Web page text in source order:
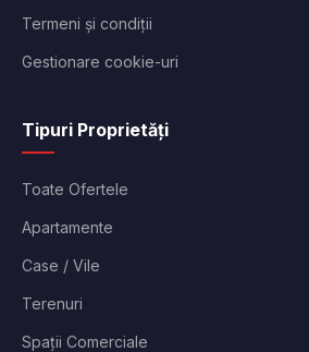
Termeni și condiții
Gestionare cookie-uri
Tipuri Proprietăți
Toate Ofertele
Apartamente
Case / Vile
Terenuri
Spații Comerciale